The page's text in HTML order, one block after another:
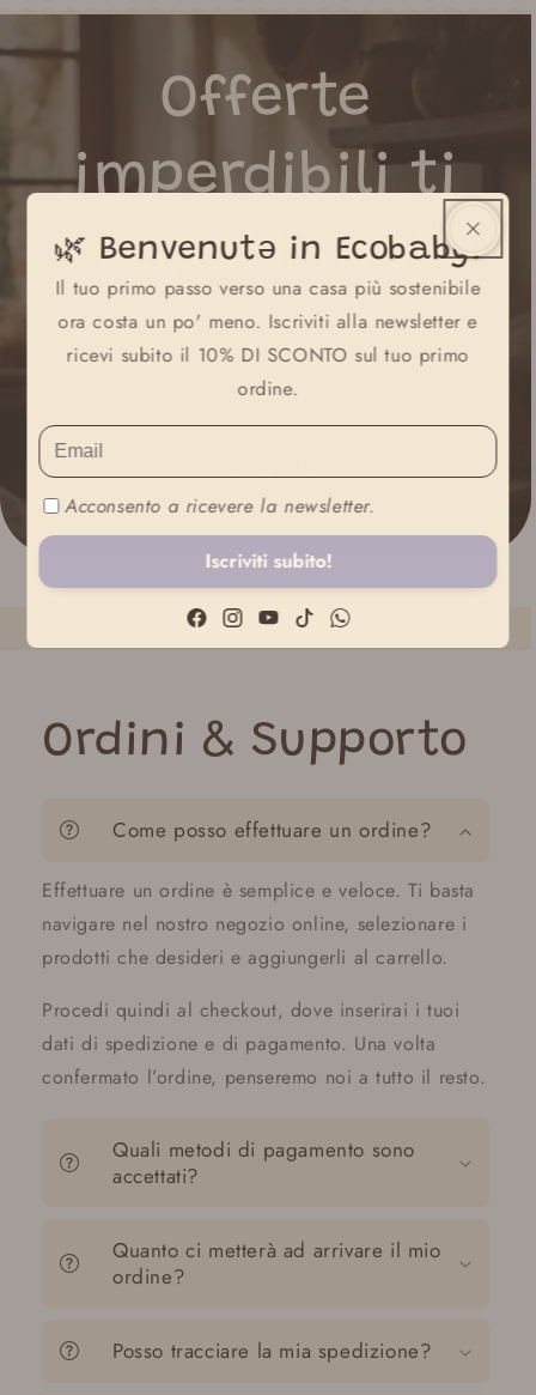
Offerte
imperdibiliti
aspettano!
Non perdere i nostri prodotti in promozione! Scopri la
selezione di articoli per te e il tuo bambino a prezzi
speciali.
Scopri le offerte
Ordini & Supporto
Come posso effettuare un ordine?
Effettuare un ordine è semplice e veloce. Ti basta
navigare nel nostro negozio online, selezionare i
prodotti che desideri e aggiungerli al carrello.
Procedi quindi al checkout, dove inserirai i tuoi
dati di spedizione e di pagamento. Una volta
confermato l’ordine, penseremo noi a tutto il resto.
Quali metodi di pagamento sono
accettati?
Quanto ci metterà ad arrivare il mio
ordine?
Posso tracciare la mia spedizione?
🌿 Benvenutə in Ecobaby!
Il tuo primo passo verso una casa più sostenibile
ora costa un po' meno. Iscriviti alla newsletter e
ricevi subito il 10% DI SCONTO sul tuo primo
ordine.
Acconsento a ricevere la newsletter.
Iscriviti subito!
Facebook
Instagram
YouTubeTikTokWhatsApp